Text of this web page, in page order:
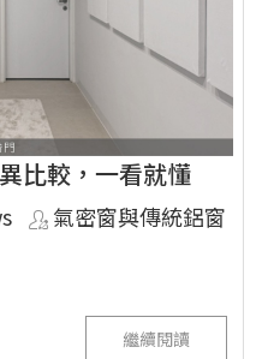
比較，一看就懂
氣密窗與傳統鋁窗
繼續閱讀